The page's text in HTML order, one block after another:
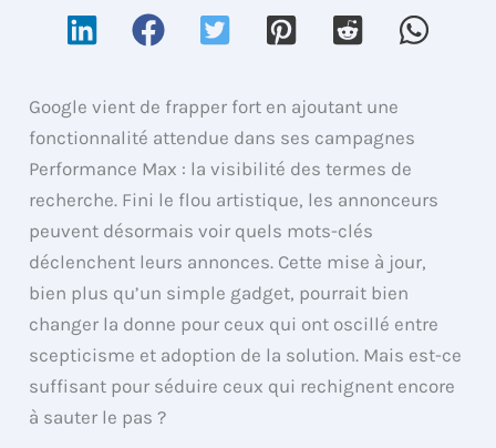
Google vient de frapper fort en ajoutant une
fonctionnalité attendue dans ses campagnes
Performance Max : la visibilité des termes de
recherche. Fini le flou artistique, les annonceurs
peuvent désormais voir quels mots-clés
déclenchent leurs annonces. Cette mise à jour,
bien plus qu’un simple gadget, pourrait bien
changer la donne pour ceux qui ont oscillé entre
scepticisme et adoption de la solution. Mais est-ce
suffisant pour séduire ceux qui rechignent encore
à sauter le pas ?